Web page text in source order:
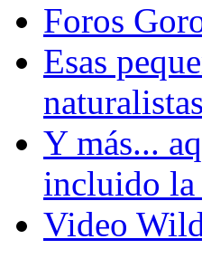
Foros
Esas
Y más...
incluido
Video